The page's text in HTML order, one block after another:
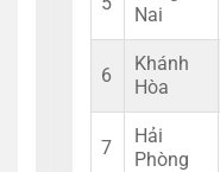
Nai
6
Khánh
Hòa
7
Hải
Phòng